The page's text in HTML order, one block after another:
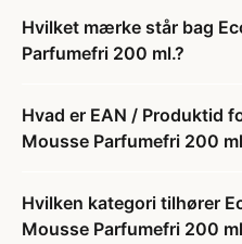
Hvilket mærke står bag
Parfumefri 200 ml.?
Hvad er EAN / Produktid
Mousse Parfumefri 200
Hvilken kategori tilhører
Mousse Parfumefri 200